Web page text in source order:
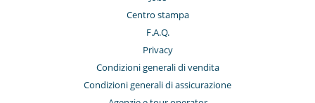
Centro stampa
F.A.Q.
Privacy
Condizioni generali di vendita
Condizioni generali di assicurazione